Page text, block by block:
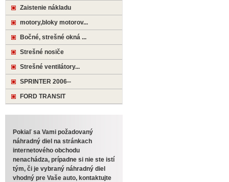
Zaistenie nákladu
motory,bloky motorov...
Bočné, strešné okná ...
Strešné nosiče
Strešné ventilátory...
SPRINTER 2006--
FORD TRANSIT
Pokiaľ sa Vami požadovaný
náhradný diel na stránkach
internetového obchodu
nenachádza, prípadne si nie ste istí
tým, či je vybraný náhradný diel
vhodný pre Vaše auto, kontaktujte